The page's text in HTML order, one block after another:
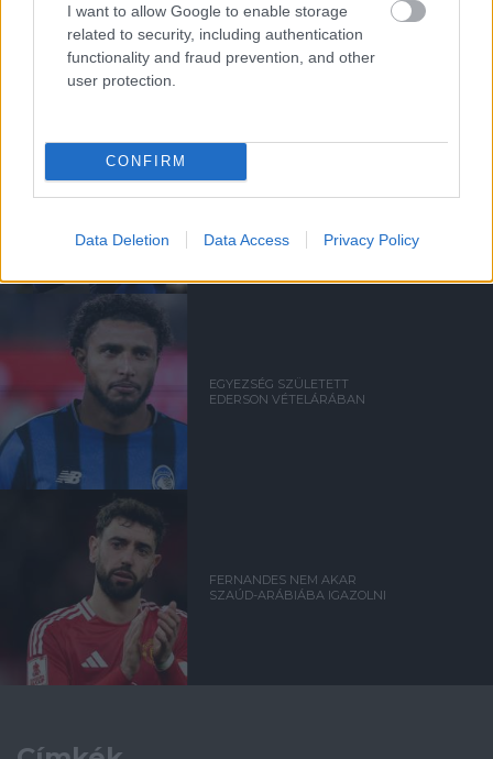
I want to allow Google to enable storage
related to security, including authentication
functionality and fraud prevention, and other
user protection.
CONFIRM
Data Deletion Data Access Privacy Policy
UNITED TIELEMANSRÓL
ANDREY SANTOSRÓL
MEGEGYEZETT A UNITED A
EGYEZSÉG SZÜLETETT
EDERSON VÉTELÁRÁBAN
FERNANDES NEM AKAR
SZAÚD-ARÁBIÁBA IGAZOLNI